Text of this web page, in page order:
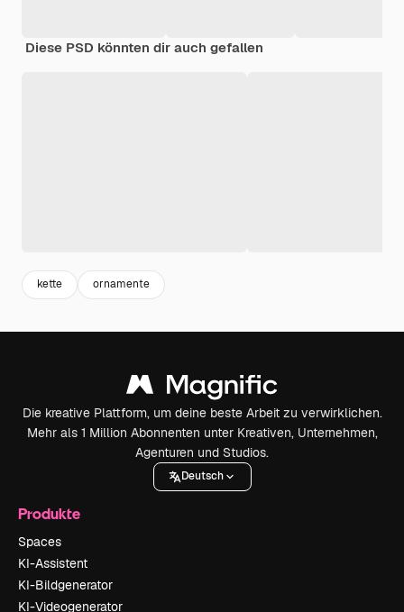
Diese PSD könnten dir auch gefallen
kette ornamente
Die kreative Plattform, um deine beste Arbeit zu verwirklichen.
Mehr als 1 Million Abonnenten unter Kreativen, Unternehmen,
Agenturen und Studios.
Deutsch
Produkte
Spaces
KI-Assistent
KI-Bildgenerator
KI-Videogenerator